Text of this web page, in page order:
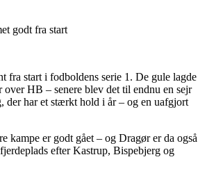
godt fra start
fra start i fodboldens serie 1. De gule lagde
over HB – senere blev det til endnu en sejr
der har et stærkt hold i år – og en uafgjort
kampe er godt gået – og Dragør er da også
efter Kastrup, Bispebjerg og